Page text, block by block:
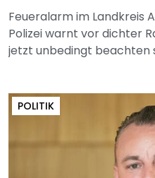
Feueralarm im Landkreis
Polizei warnt vor dichter
jetzt unbedingt beachten
POLITIK